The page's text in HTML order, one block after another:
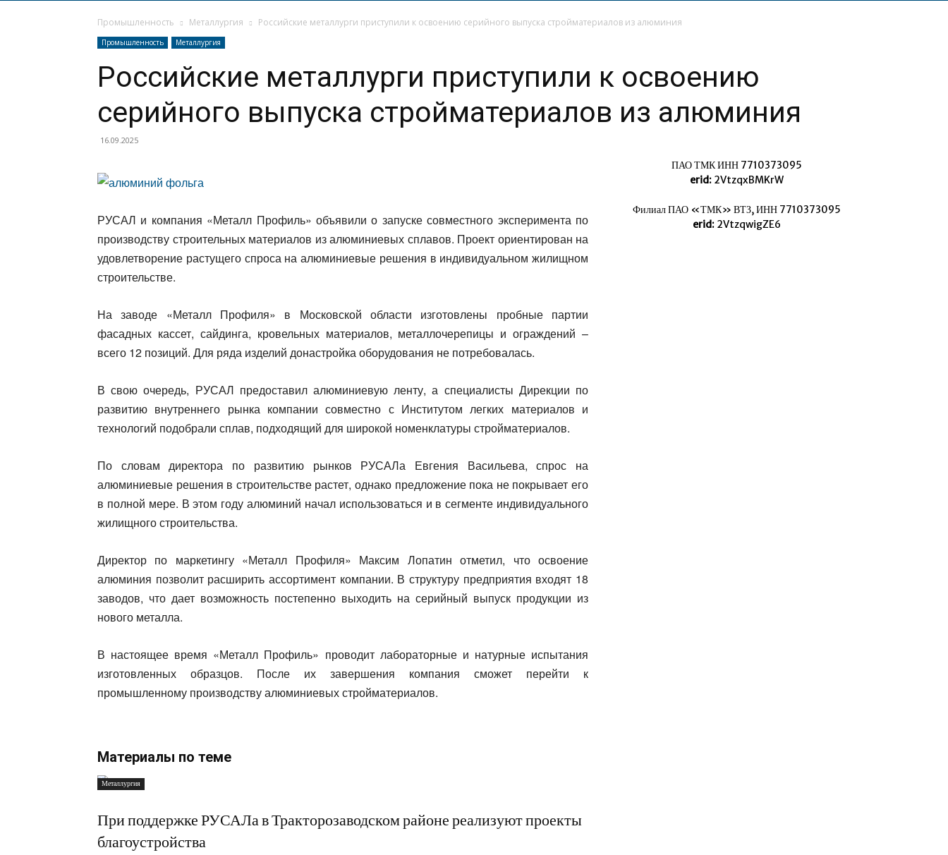
Промышленность Металлургия Российские металлурги приступили к освоению серийного выпуска стройматериалов из алюминия
Промышленность Металлургия
Российские металлурги приступили к освоению
серийного выпуска стройматериалов из алюминия
16.09.2025
РУСАЛ и компания «Металл Профиль» объявили о запуске совместного эксперимента по
производству строительных материалов из алюминиевых сплавов. Проект ориентирован на
удовлетворение растущего спроса на алюминиевые решения в индивидуальном жилищном
строительстве.
На заводе «Металл Профиля» в Московской области изготовлены пробные партии
фасадных кассет, сайдинга, кровельных материалов, металлочерепицы и ограждений –
всего 12 позиций. Для ряда изделий донастройка оборудования не потребовалась.
В свою очередь, РУСАЛ предоставил алюминиевую ленту, а специалисты Дирекции по
развитию внутреннего рынка компании совместно с Институтом легких материалов и
технологий подобрали сплав, подходящий для широкой номенклатуры стройматериалов.
По словам директора по развитию рынков РУСАЛа Евгения Васильева, спрос на
алюминиевые решения в строительстве растет, однако предложение пока не покрывает его
в полной мере. В этом году алюминий начал использоваться и в сегменте индивидуального
жилищного строительства.
Директор по маркетингу «Металл Профиля» Максим Лопатин отметил, что освоение
алюминия позволит расширить ассортимент компании. В структуру предприятия входят 18
заводов, что дает возможность постепенно выходить на серийный выпуск продукции из
нового металла.
В настоящее время «Металл Профиль» проводит лабораторные и натурные испытания
изготовленных образцов. После их завершения компания сможет перейти к
промышленному производству алюминиевых стройматериалов.
Материалы по теме
Металлургия
При поддержке РУСАЛа в Тракторозаводском районе реализуют проекты
благоустройства
ПАО ТМК ИНН 7710373095
erid:2VtzqxBMKrW
Филиал ПАО «ТМК» ВТЗ, ИНН 7710373095
erid:2VtzqwigZE6